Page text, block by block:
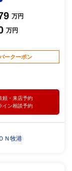
万円
万円
ークーポン
頼・ 来店予約
イン相談予約
Ｎ牧港